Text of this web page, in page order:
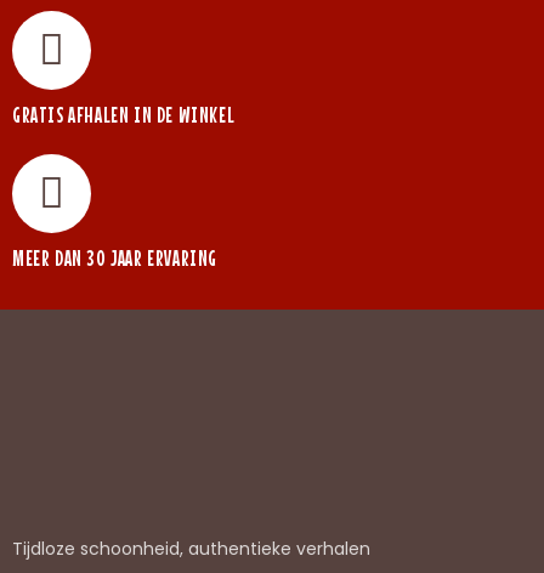
GRATIS AFHALEN IN DE WINKEL
MEER DAN 30 JAAR ERVARING
Tijdloze schoonheid, authentieke verhalen